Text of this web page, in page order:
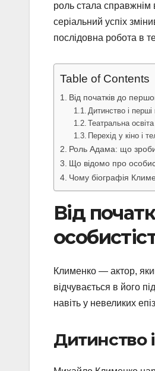
роль стала справжнім
серіальний успіх
послідовна робота в
Table of Contents
Від початків до
Дитинство і
Театральна
Перехід у кіно і
Роль Адама: що
Що відомо про
Чому біографія
Від
Клименко — актор,
відчувається в його
навіть у невеликих
Дитинство